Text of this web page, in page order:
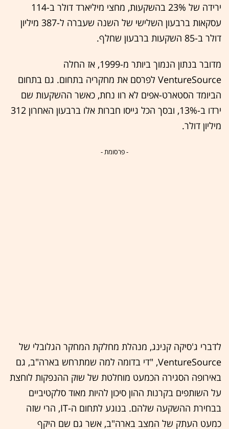
ירידה של 23% בהשקעות, מחצי מיליארד דולר ב-114
עסקאות ברבעון השלישי של השנה שעברה ל-387 מיליון
דולר ב-85 השקעות ברבעון שחלף.
מדובר בנתון הנמוך ביותר מ-1999, אז החלה
VentureSource לפרסם את מחקריה בתחום. גם בתחום
הביומד הסטארט-אפים לא רוו נחת, כאשר ההשקעות שם
ירדו ב-13%, ובסך הכל גייסו חברות אלו ברבעון האחרון 312
מיליון דולר.
- פרסומת -
לדברי ג'סיקה קנינג, מנהלת מחלקת המחקר הגלובלי של
VentureSource, "די בדומה למה שמתרחש בארה"ב, גם
באירופה הסגירה הכמעט מוחלטת של שוק ההנפקות לוחצת
על השותפים בקרנות ההון סיכון להיות מאוד סלקטיביים
בבחירת ההשקעה שלהם. בנוגע לתחום ה-IT, הרי שזה
כמעט העתק של המצב בארה"ב, אשר גם שם היקף